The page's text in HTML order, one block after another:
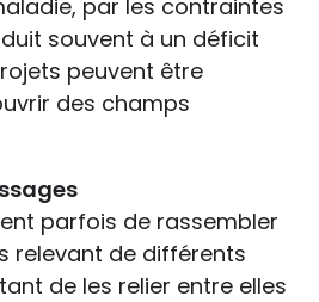
par les contraintes
souvent à un déficit
peuvent être
des champs
parfois de rassembler
relevant de différents
de les relier entre elles